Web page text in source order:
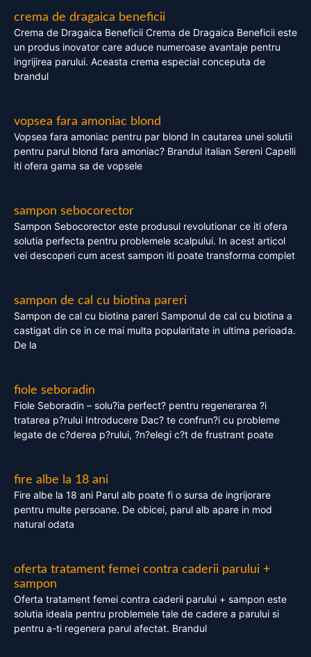
crema de dragaica beneficii
Crema de Dragaica Beneficii Crema de Dragaica Beneficii este
un produs inovator care aduce numeroase avantaje pentru
ingrijirea parului. Aceasta crema especial conceputa de
brandul
vopsea fara amoniac blond
Vopsea fara amoniac pentru par blond In cautarea unei solutii
pentru parul blond fara amoniac? Brandul italian Sereni Capelli
iti ofera gama sa de vopsele
sampon sebocorector
Sampon Sebocorector este produsul revolutionar ce iti ofera
solutia perfecta pentru problemele scalpului. In acest articol
vei descoperi cum acest sampon iti poate transforma complet
sampon de cal cu biotina pareri
Sampon de cal cu biotina pareri Samponul de cal cu biotina a
castigat din ce in ce mai multa popularitate in ultima perioada.
De la
fiole seboradin
Fiole Seboradin – solu?ia perfect? pentru regenerarea ?i
tratarea p?rului Introducere Dac? te confrun?i cu probleme
legate de c?derea p?rului, ?n?elegi c?t de frustrant poate
fire albe la 18 ani
Fire albe la 18 ani Parul alb poate fi o sursa de ingrijorare
pentru multe persoane. De obicei, parul alb apare in mod
natural odata
oferta tratament femei contra caderii parului +
sampon
Oferta tratament femei contra caderii parului + sampon este
solutia ideala pentru problemele tale de cadere a parului si
pentru a-ti regenera parul afectat. Brandul